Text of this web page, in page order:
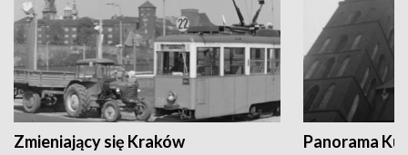
Zmieniający się Kraków Panorama